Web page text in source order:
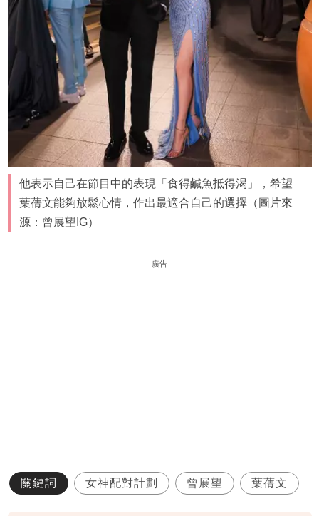
他表示自己在節目中的表現「食得鹹魚抵得渴」，希望
葉蒨文能夠放鬆心情，作出最適合自己的選擇（圖片來
源：曾展望IG）
廣告
關鍵詞 女神配對計劃 曾展望 葉蒨文